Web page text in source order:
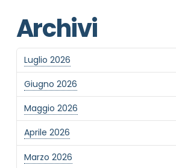
Archivi
Luglio 2026
Giugno 2026
Maggio 2026
Aprile 2026
Marzo 2026